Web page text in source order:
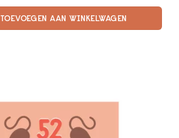
TOEVOEGEN AAN WINKELWAGEN